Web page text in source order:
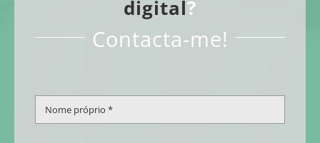
product
digital?
Contacta-me!